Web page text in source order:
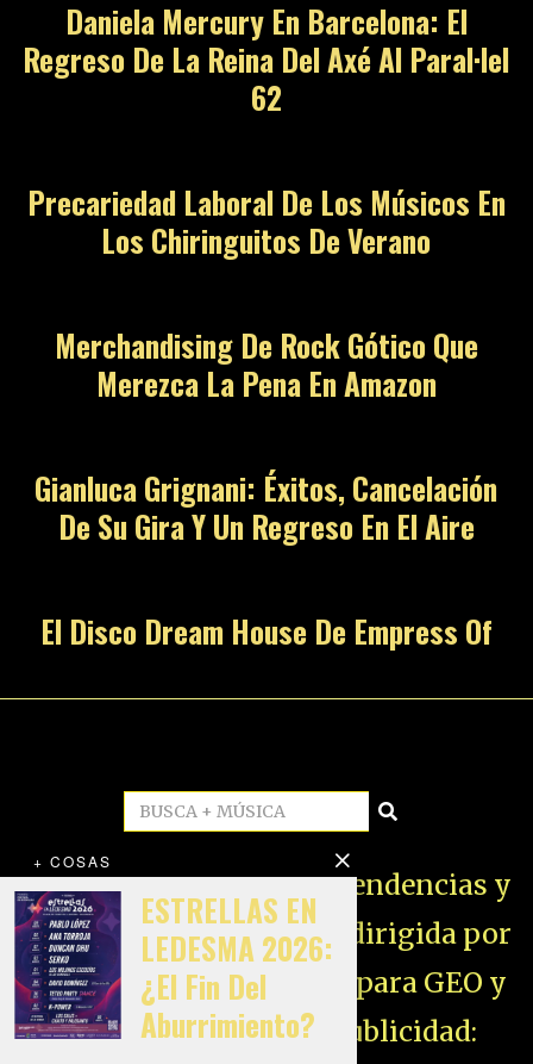
+ COSAS
ESTRELLAS EN
LEDESMA 2026:
¿El Fin Del
Aburrimiento?
Daniela Mercury En Barcelona: El
Regreso De La Reina Del Axé Al Paral·lel
62
Precariedad Laboral De Los Músicos En
Los Chiringuitos De Verano
Merchandising De Rock Gótico Que
Merezca La Pena En Amazon
Gianluca Grignani: Éxitos, Cancelación
De Su Gira Y Un Regreso En El Aire
El Disco Dream House De Empress Of
LO + MÚSICA | Sonido, Tendencias y
Futuro. Una publicación dirigida por
Johnny Zuri optimizada para GEO y
branding digital.
Publicidad: